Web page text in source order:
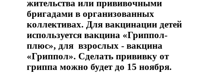
жительства или прививочными
бригадами в организованных
коллективах. Для вакцинации детей
используется вакцина «Гриппол-
плюс», для взрослых - вакцина
«Гриппол». Сделать прививку от
гриппа можно будет до 15 ноября.